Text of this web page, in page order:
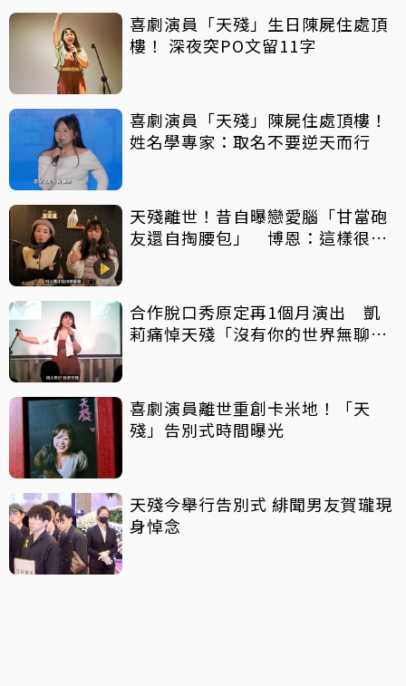
喜劇演員「天殘」生日陳屍住處頂
樓！ 深夜突PO文留11字
喜劇演員「天殘」陳屍住處頂樓！
姓名學專家：取名不要逆天而行
天殘離世！昔自曝戀愛腦「甘當砲
友還自掏腰包」 博恩：這樣很卑
合作脫口秀原定再1個月演出 凱
莉痛悼天殘「沒有你的世界無聊好
喜劇演員離世重創卡米地！「天
殘」告別式時間曝光
天殘今舉行告別式 緋聞男友賀瓏現
身悼念